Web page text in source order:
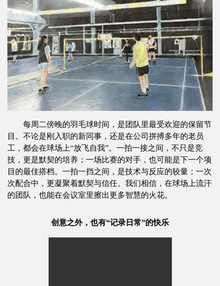
每周二傍晚的羽毛球时间，是团队里最受欢迎的保留节
目。不论是刚入职的新同事，还是在公司拼搏多年的老员
工，都会在球场上“放飞自我”。一拍一接之间，不只是竞
技，更是默契的培养；一场比赛的对手，也可能是下一个项
目的最佳搭档。一拍一挡之间，是技术与反应的较量；一次
次配合中，更凝聚着默契与信任。我们相信，在球场上流汗
的团队，也能在会议室里擦出更多智慧的火花。
创意之外，也有“记录日常”的快乐